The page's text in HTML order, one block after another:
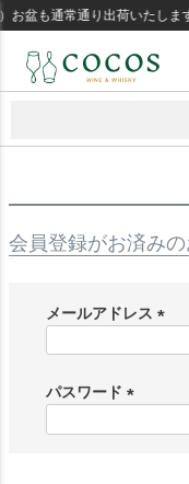
盆も通常通り出荷いたし
会員登録がお済み
メールアドレス
)
パスワード